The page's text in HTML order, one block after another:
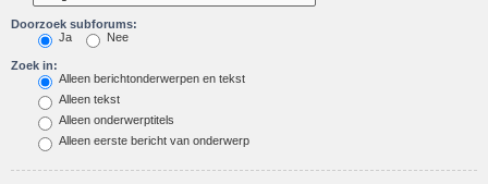
Doorzoek subforums:
Ja
Nee
Zoek in:
Alleen berichtonderwerpen en tekst
Alleen tekst
Alleen onderwerptitels
Alleen eerste bericht van onderwerp